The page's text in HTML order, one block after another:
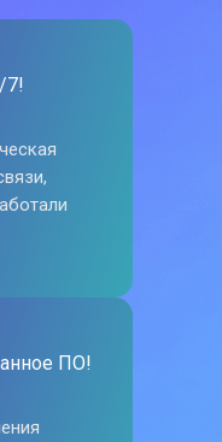
7!
ПО!